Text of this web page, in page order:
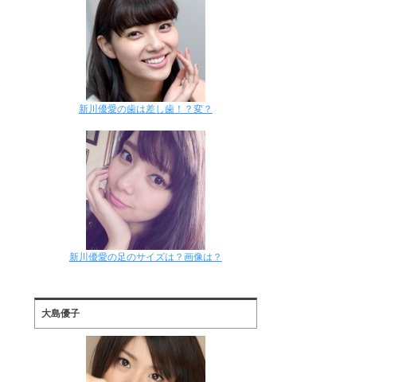
新川優愛の歯は差し歯！？変？
新川優愛の足のサイズは？画像は？
大島優子